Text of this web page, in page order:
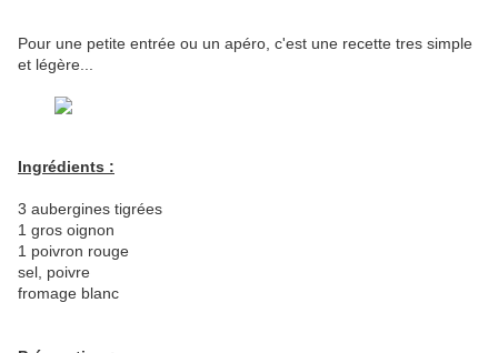
Pour une petite entrée ou un apéro, c'est une recette tres simple
et légère...
Ingrédients :
3 aubergines tigrées
1 gros oignon
1 poivron rouge
sel, poivre
fromage blanc